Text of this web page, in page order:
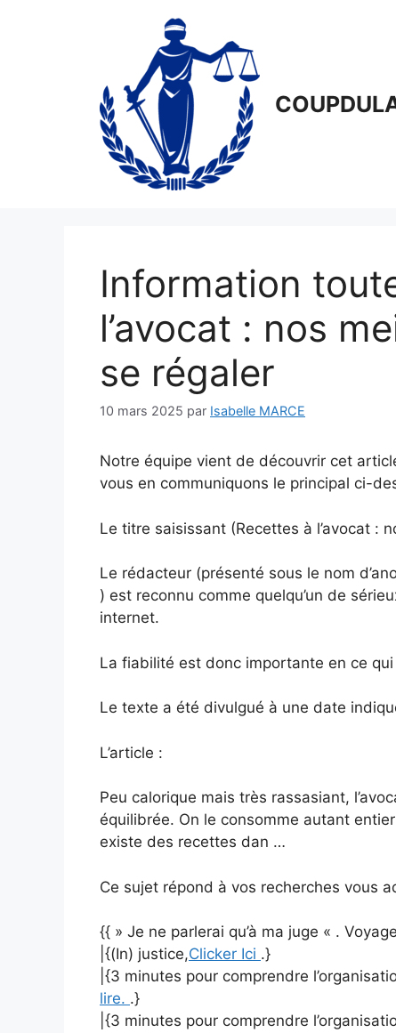
Information
l’avocat : nos
se régaler
10 mars 2025 par Isabelle MARCE
Notre équipe vient de découvrir cet
vous en communiquons le principal ci-
Le titre saisissant (Recettes à l’avocat :
Le rédacteur (présenté sous le nom
) est reconnu comme quelqu’un de
internet.
La fiabilité est donc importante en ce
Le texte a été divulgué à une date
L’article :
Peu calorique mais très rassasiant,
équilibrée. On le consomme autant
existe des recettes dan …
Ce sujet répond à vos recherches vous
{{ » Je ne parlerai qu’à ma juge « .
|{(In) justice,Clicker Ici .}
|{3 minutes pour comprendre
lire. .}
|{3 minutes pour comprendre